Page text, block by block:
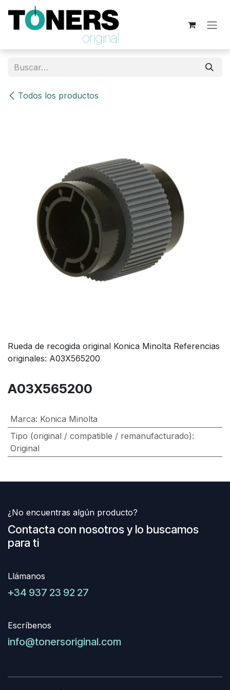
Ir al contenido
Todos los productos
Rueda de recogida original Konica Minolta Referencias
originales: A03X565200
A03X565200
Marca: Konica Minolta
Tipo (original / compatible / remanufacturado):
Original
¿No encuentras algún producto?
Contacta con nosotros y lo buscamos
para ti
Llámanos
+34 937 23 92 27
Escríbenos
info@tonersoriginal.com